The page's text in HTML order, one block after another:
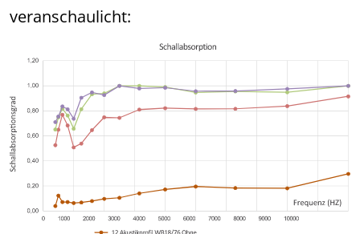
veranschaulicht: